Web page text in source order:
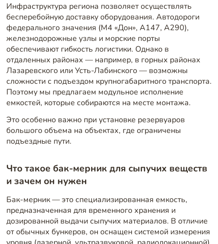
Инфраструктура региона позволяет осуществлять
бесперебойную доставку оборудования. Автодороги
федерального значения (М4 «Дон», А147, А290),
железнодорожные узлы и морские порты
обеспечивают гибкость логистики. Однако в
отдаленных районах — например, в горных районах
Лазаревского или Усть-Лабинского — возможны
сложности с подъездом крупногабаритного транспорта.
Поэтому мы предлагаем модульное исполнение
емкостей, которые собираются на месте монтажа.
Это особенно важно при установке резервуаров
большого объема на объектах, где ограничены
подъездные пути.
Что такое бак-мерник для сыпучих веществ
и зачем он нужен
Бак-мерник — это специализированная емкость,
предназначенная для временного хранения и
дозированной выдачи сыпучих материалов. В отличие
от обычных бункеров, он оснащен системой измерения